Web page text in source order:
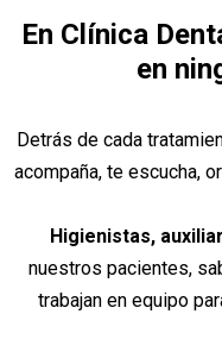
En Clínica
en
Detrás de cada
acompaña, te escucha,
Higienistas,
nuestros pacientes,
trabajan en equipo